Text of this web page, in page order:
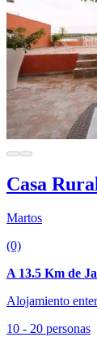
Casa
Martos
(0)
A 13.5 Km de
Alojamiento
10 - 20 personas